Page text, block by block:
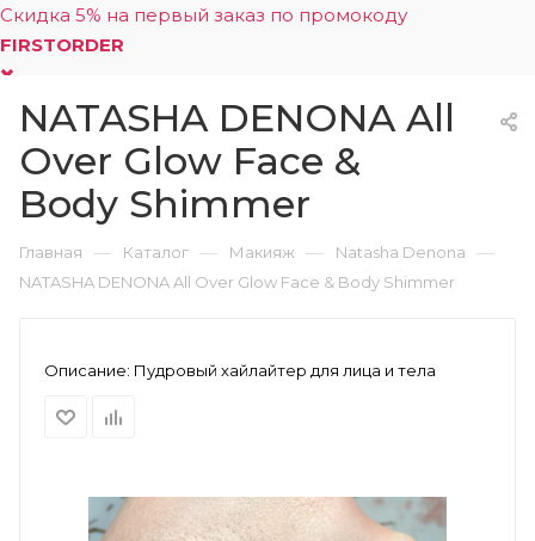
Скидка 5% на первый заказ по промокоду
FIRSTORDER
0
NATASHA DENONA All
Over Glow Face &
Body Shimmer
Главная — Каталог — Макияж — Natasha Denona —
NATASHA DENONA All Over Glow Face & Body Shimmer
Описание: Пудровый хайлайтер для лица и тела